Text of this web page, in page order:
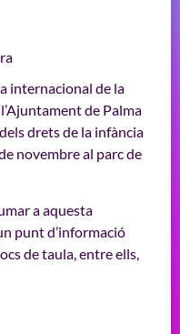
internacional de la
de Palma
drets de la infància
novembre al parc de
a aquesta
punt d’informació
de taula, entre ells,